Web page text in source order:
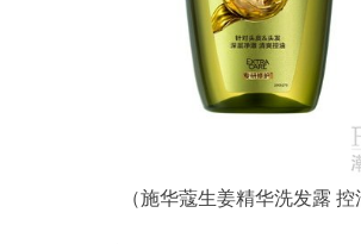
（施华蔻生姜精华洗发露 控